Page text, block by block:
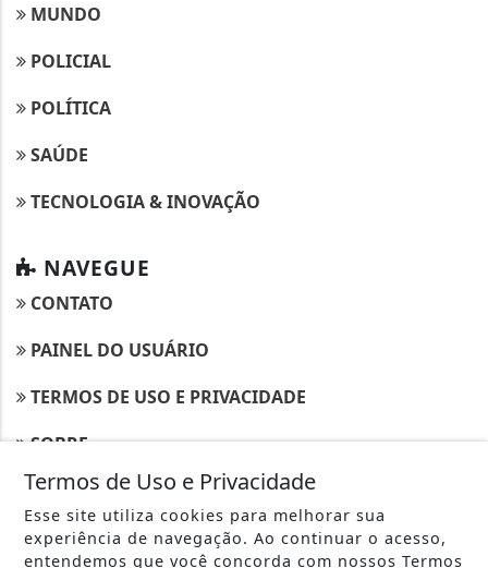
MUNDO
POLICIAL
POLÍTICA
SAÚDE
TECNOLOGIA & INOVAÇÃO
NAVEGUE
CONTATO
PAINEL DO USUÁRIO
TERMOS DE USO E PRIVACIDADE
SOBRE
Termos de Uso e Privacidade
Esse site utiliza cookies para melhorar sua
experiência de navegação. Ao continuar o acesso,
entendemos que você concorda com nossos Termos